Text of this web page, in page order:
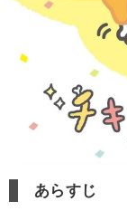
あらすじ